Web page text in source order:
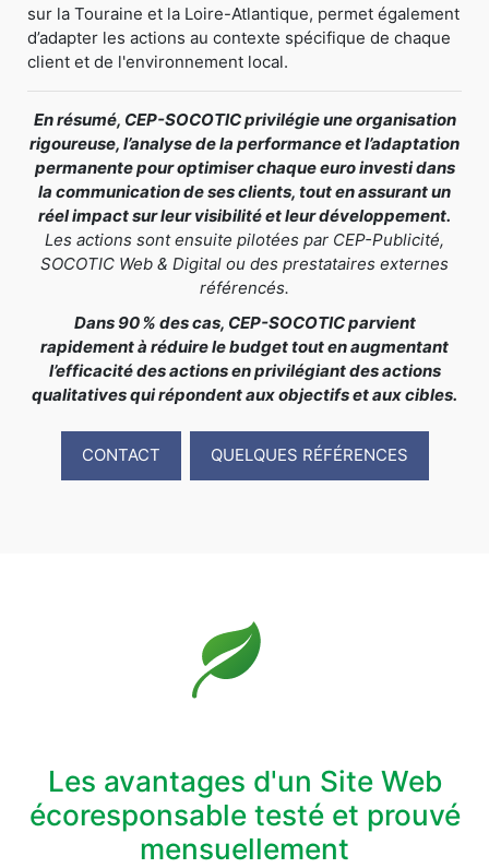
sur la Touraine et la Loire-Atlantique, permet également
d’adapter les actions au contexte spécifique de chaque
client et de l'environnement local.
En résumé, CEP-SOCOTIC privilégie une organisation
rigoureuse, l’analyse de la performance et l’adaptation
permanente pour optimiser chaque euro investi dans
la communication de ses clients, tout en assurant un
réel impact sur leur visibilité et leur développement.
Les actions sont ensuite pilotées par CEP-Publicité,
SOCOTIC Web & Digital ou des prestataires externes
référencés.
Dans 90 % des cas, CEP-SOCOTIC parvient
rapidement à réduire le budget tout en augmentant
l’efficacité des actions en privilégiant des actions
qualitatives qui répondent aux objectifs et aux cibles.
CONTACT QUELQUES RÉFÉRENCES
Les avantages d'un Site Web
écoresponsable testé et prouvé
mensuellement